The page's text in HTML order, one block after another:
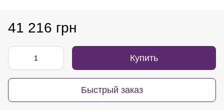
41 216 грн
Купить
Быстрый заказ